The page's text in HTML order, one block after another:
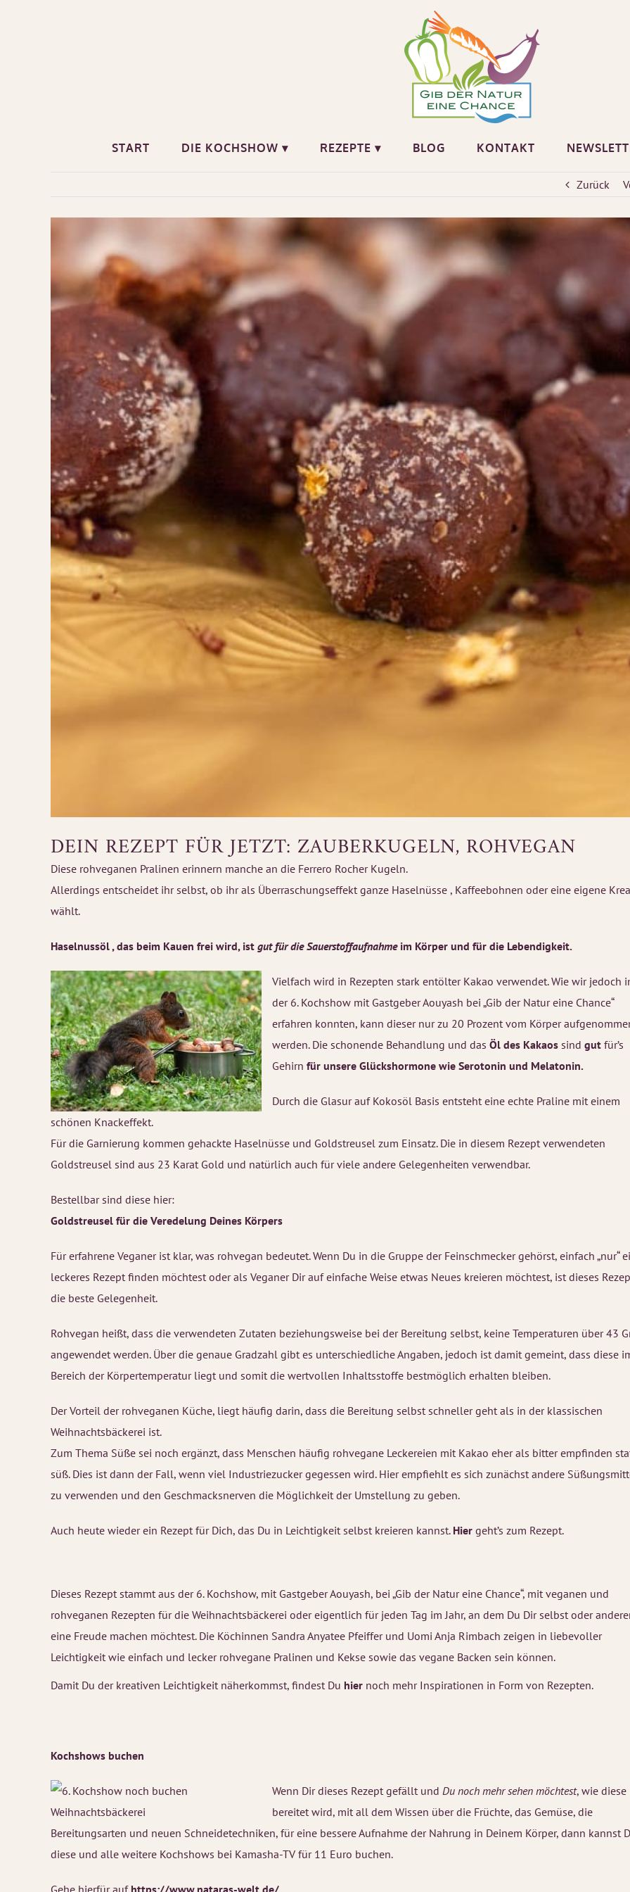
START DIE KOCHSHOW ▾ REZEPTE ▾ BLOG KONTAKT
Zurück
DEIN REZEPT FÜR JETZT: ZAUBERKUGELN, ROHVEGAN
Diese rohveganen Pralinen erinnern manche an die Ferrero Rocher Kugeln.
Allerdings entscheidet ihr selbst, ob ihr als Überraschungseffekt ganze Haselnüsse , Kaffeebohnen oder eine eigene
wählt.
Haselnussöl , das beim Kauen frei wird, ist gut für die Sauerstoffaufnahmeim Körper und für die Lebendigkeit.
Vielfach wird in Rezepten stark entölter Kakao verwendet. Wie wir jedoch
der 6. Kochshow mit Gastgeber Aouyash bei „Gib der Natur eine Chance“
erfahren konnten, kann dieser nur zu 20 Prozent vom Körper
werden. Die schonende Behandlung und das Öl des Kakaos sind gut für’s
Gehirn für unsere Glückshormone wie Serotonin und Melatonin.
Durch die Glasur auf Kokosöl Basis entsteht eine echte Praline mit einem
schönen Knackeffekt.
Für die Garnierung kommen gehackte Haselnüsse und Goldstreusel zum Einsatz. Die in diesem Rezept verwendeten
Goldstreusel sind aus 23 Karat Gold und natürlich auch für viele andere Gelegenheiten verwendbar.
Bestellbar sind diese hier:
Goldstreusel für die Veredelung Deines Körpers
Für erfahrene Veganer ist klar, was rohvegan bedeutet. Wenn Du in die Gruppe der Feinschmecker gehörst, einfach „nur“
leckeres Rezept finden möchtest oder als Veganer Dir auf einfache Weise etwas Neues kreieren möchtest, ist dieses
die beste Gelegenheit.
Rohvegan heißt, dass die verwendeten Zutaten beziehungsweise bei der Bereitung selbst, keine Temperaturen über 43
angewendet werden. Über die genaue Gradzahl gibt es unterschiedliche Angaben, jedoch ist damit gemeint, dass diese
Bereich der Körpertemperatur liegt und somit die wertvollen Inhaltsstoffe bestmöglich erhalten bleiben.
Der Vorteil der rohveganen Küche, liegt häufig darin, dass die Bereitung selbst schneller geht als in der klassischen
Weihnachtsbäckerei ist.
Zum Thema Süße sei noch ergänzt, dass Menschen häufig rohvegane Leckereien mit Kakao eher als bitter empfinden
süß. Dies ist dann der Fall, wenn viel Industriezucker gegessen wird. Hier empfiehlt es sich zunächst andere
zu verwenden und den Geschmacksnerven die Möglichkeit der Umstellung zu geben.
Auch heute wieder ein Rezept für Dich, das Du in Leichtigkeit selbst kreieren kannst. Hier geht’s zum Rezept.
Dieses Rezept stammt aus der 6. Kochshow, mit Gastgeber Aouyash, bei „Gib der Natur eine Chance“, mit veganen und
rohveganen Rezepten für die Weihnachtsbäckerei oder eigentlich für jeden Tag im Jahr, an dem Du Dir selbst oder
eine Freude machen möchtest. Die Köchinnen Sandra Anyatee Pfeiffer und Uomi Anja Rimbach zeigen in liebevoller
Leichtigkeit wie einfach und lecker rohvegane Pralinen und Kekse sowie das vegane Backen sein können.
Damit Du der kreativen Leichtigkeit näherkommst, findest Du hier noch mehr Inspirationen in Form von Rezepten.
Kochshows buchen
Wenn Dir dieses Rezept gefällt und Du noch mehr sehen möchtest, wie diese
bereitet wird, mit all dem Wissen über die Früchte, das Gemüse, die
Bereitungsarten und neuen Schneidetechniken, für eine bessere Aufnahme der Nahrung in Deinem Körper, dann kannst
diese und alle weitere Kochshows bei Kamasha-TV für 11 Euro buchen.
Gehe hierfür auf https://www.nataras-welt.de/